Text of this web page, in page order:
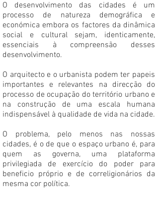
O desenvolvimento das cidades é um
processo de natureza demográfica e
económica embora os factores da dinâmica
social e cultural sejam, identicamente,
essenciais à compreensão desses
desenvolvimento.
O arquitecto e o urbanista podem ter papeis
importantes e relevantes na direcção do
processo de ocupação do território urbano e
na construção de uma escala humana
indispensável à qualidade de vida na cidade.
O problema, pelo menos nas nossas
cidades, é o de que o espaço urbano é, para
quem as governa, uma plataforma
privilegiada de exercício do poder para
beneficio próprio e de correligionários da
mesma cor política.